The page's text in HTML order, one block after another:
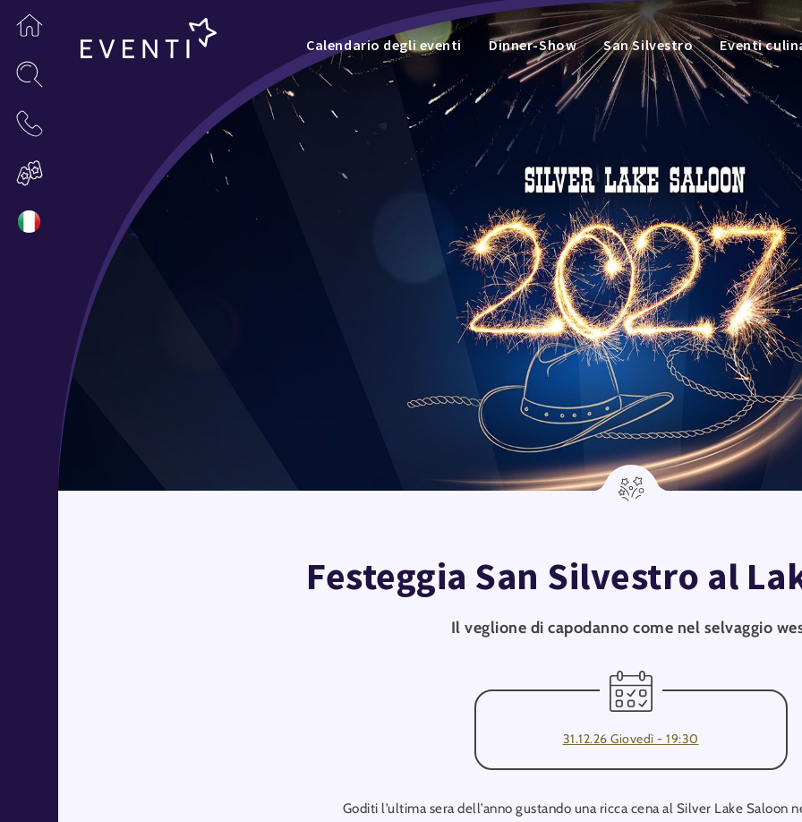
Calendario degli eventi Dinner-Show San Silvestro Eventi
Festeggia San Silvestro al
Il veglione di capodanno come nel selvaggio
31.12.26 Giovedì - 19:30
Goditi l’ultima sera dell’anno gustando una ricca cena al Silver Lake Saloon